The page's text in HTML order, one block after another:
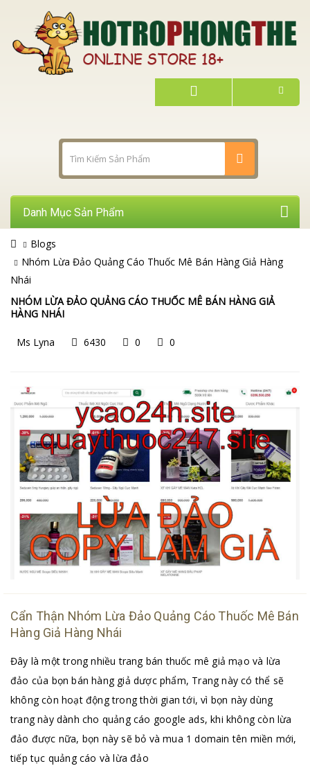
Danh Mục Sản Phẩm
Blogs
Nhóm Lừa Đảo Quảng Cáo Thuốc Mê Bán Hàng Giả Hàng
Nhái
NHÓM LỪA ĐẢO QUẢNG CÁO THUỐC MÊ BÁN HÀNG GIẢ
HÀNG NHÁI
Ms Lyna 6430 0 0
Cẩn Thận Nhóm Lừa Đảo Quảng Cáo Thuốc Mê Bán
Hàng Giả Hàng Nhái
Đây là một trong nhiều trang bán thuốc mê giả mạo và lừa
đảo của bọn bán hàng giả dược phẩm, Trang này có thể sẽ
không còn hoạt động trong thời gian tới, vì bọn này dùng
trang này dành cho quảng cáo google ads, khi không còn lừa
đảo được nữa, bọn này sẽ bỏ và mua 1 domain tên miền mới,
tiếp tục quảng cáo và lừa đảo